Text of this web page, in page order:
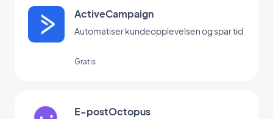
ActiveCampaign
Automatiser kundeopplevelsen og spar tid
Gratis
E-postOctopus